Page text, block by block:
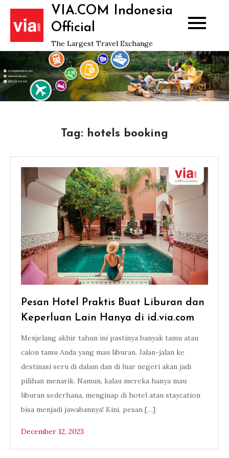
Skip
content
VIA.COM Indonesia
Official
The Largest Travel Exchange
Tag: hotels booking
Pesan Hotel Praktis Buat Liburan dan
Keperluan Lain Hanya di id.via.com
Menjelang akhir tahun ini pastinya banyak tamu atau
calon tamu Anda yang mau liburan. Jalan-jalan ke
destinasi seru di dalam dan di luar negeri akan jadi
pilihan menarik. Namun, kalau mereka hanya mau
liburan sederhana, menginap di hotel atau staycation
bisa menjadi jawabannya! Kini, pesan […]
December 12, 2023